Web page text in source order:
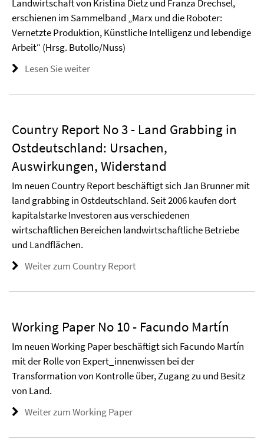
Landwirtschaft von Kristina Dietz und Franza Drechsel,
erschienen im Sammelband „Marx und die Roboter:
Vernetzte Produktion, Künstliche Intelligenz und lebendige
Arbeit“ (Hrsg. Butollo/Nuss)
Lesen Sie weiter
Country Report No 3 - Land Grabbing in
Ostdeutschland: Ursachen,
Auswirkungen, Widerstand
Im neuen Country Report beschäftigt sich Jan Brunner mit
land grabbing in Ostdeutschland. Seit 2006 kaufen dort
kapitalstarke Investoren aus verschiedenen
wirtschaftlichen Bereichen landwirtschaftliche Betriebe
und Landflächen.
Weiter zum Country Report
Working Paper No 10 - Facundo Martín
Im neuen Working Paper beschäftigt sich Facundo Martín
mit der Rolle von Expert_innenwissen bei der
Transformation von Kontrolle über, Zugang zu und Besitz
von Land.
Weiter zum Working Paper